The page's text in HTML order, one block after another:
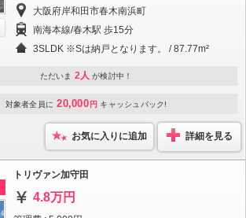
大阪府岸和田市春木南浜町
南海本線/春木駅 歩15分
3SLDK ※Sは納戸となります。 / 87.77m²
ただいま 2人 が検討中！
対象者全員に 20,000 円 キャッシュバック!
お気に入りに追加 詳細を見る
トリヴァン加守田
4.8万円